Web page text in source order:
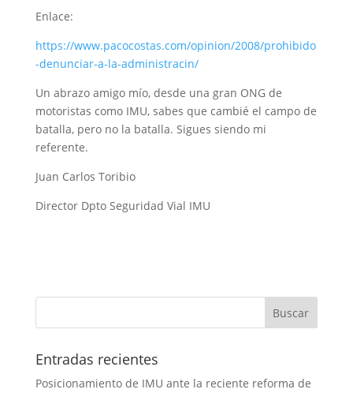
Enlace:
https://www.pacocostas.com/opinion/2008/prohibido
-denunciar-a-la-administracin/
Un abrazo amigo mío, desde una gran ONG de
motoristas como IMU, sabes que cambié el campo de
batalla, pero no la batalla. Sigues siendo mi
referente.
Juan Carlos Toribio
Director Dpto Seguridad Vial IMU
Entradas recientes
Posicionamiento de IMU ante la reciente reforma de